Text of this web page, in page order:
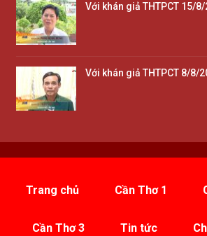
Với khán giả THTPCT 15/
Với khán giả THTPCT 8/8/
Trang chủ Cần Thơ 1
Cần Thơ 3 Tin tức